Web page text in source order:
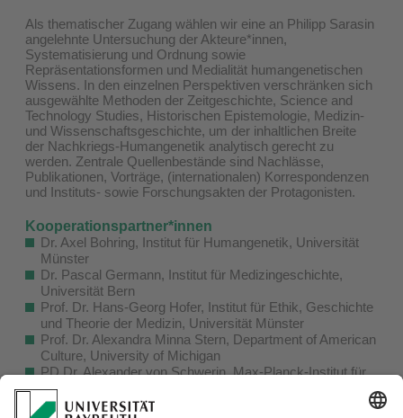
Als thematischer Zugang wählen wir eine an Philipp Sarasin
angelehnte Untersuchung der Akteure*innen,
Systematisierung und Ordnung sowie
Repräsentationsformen und Medialität humangenetischen
Wissens. In den einzelnen Perspektiven verschränken sich
ausgewählte Methoden der Zeitgeschichte, Science and
Technology Studies, Historischen Epistemologie, Medizin-
und Wissenschaftsgeschichte, um der inhaltlichen Breite
der Nachkriegs-Humangenetik analytisch gerecht zu
werden. Zentrale Quellenbestände sind Nachlässe,
Publikationen, Vorträge, (internationalen) Korrespondenzen
und Instituts- sowie Forschungsakten der Protagonisten.
Kooperationspartner*innen
Dr. Axel Bohring, Institut für Humangenetik, Universität
Münster
Dr. Pascal Germann, Institut für Medizingeschichte,
Universität Bern
Prof. Dr. Hans-Georg Hofer, Institut für Ethik, Geschichte
und Theorie der Medizin, Universität Münster
Prof. Dr. Alexandra Minna Stern, Department of American
Culture, University of Michigan
PD Dr. Alexander von Schwerin, Max-Planck-Institut für
Wissenschaftsgeschichte, Berlin
Dr. Dirk Thomaschke, Institut für Geschichte, Universität